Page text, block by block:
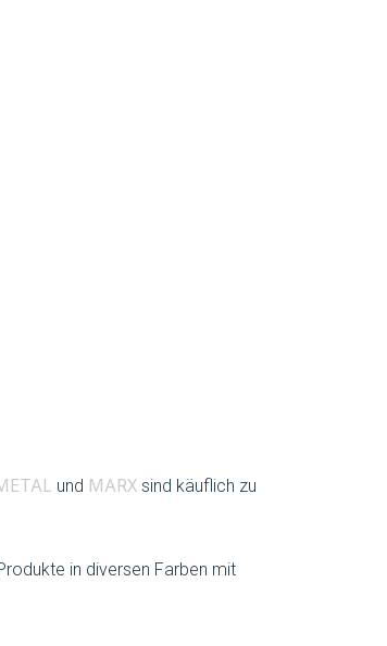
und MARXsind käuflich zu
in diversen Farben mit